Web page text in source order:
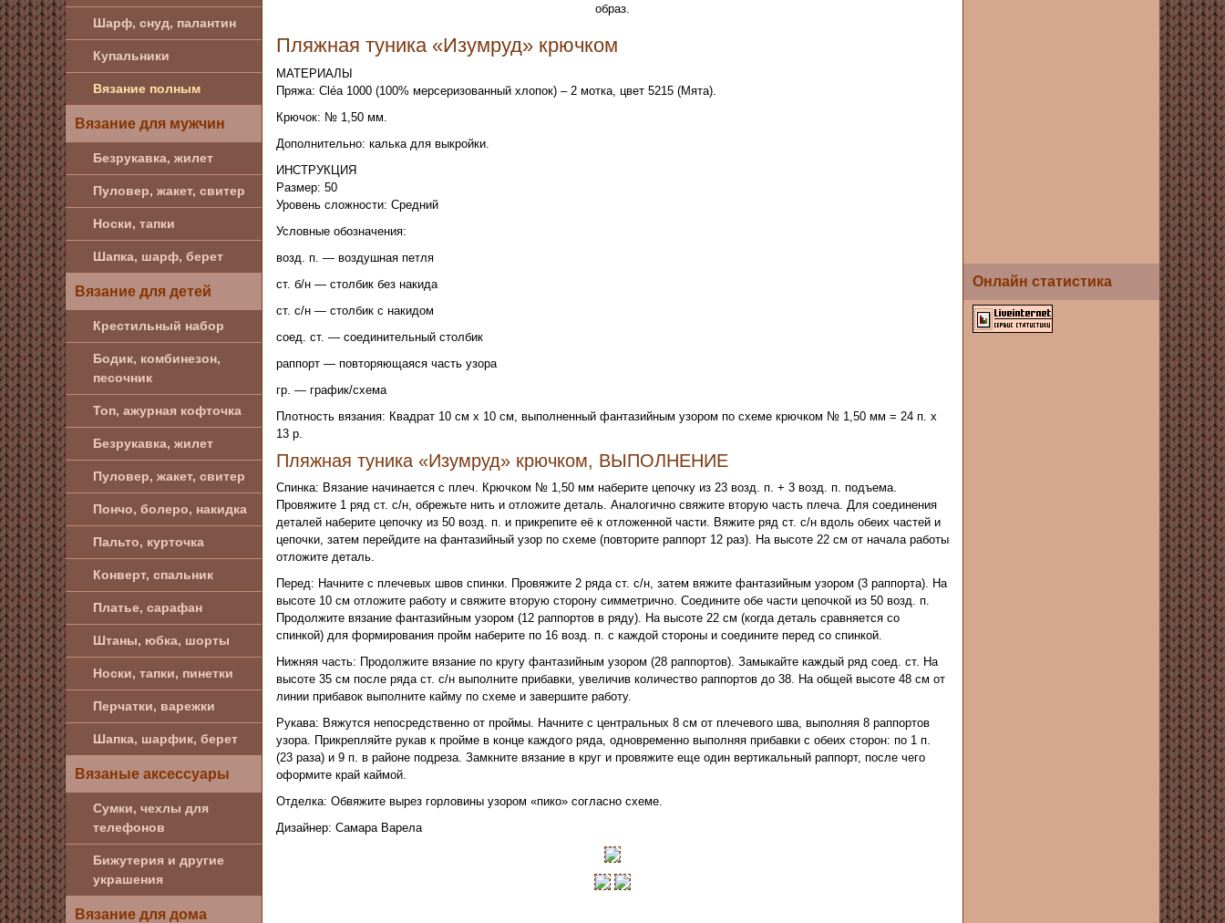
Шарф, снуд, палантин
Купальники
Вязание полным
Вязание для мужчин
Безрукавка, жилет
Пуловер, жакет, свитер
Носки, тапки
Шапка, шарф, берет
Вязание для детей
Крестильный набор
Бодик, комбинезон,
песочник
Топ, ажурная кофточка
Безрукавка, жилет
Пуловер, жакет, свитер
Пончо, болеро, накидка
Пальто, курточка
Конверт, спальник
Платье, сарафан
Штаны, юбка, шорты
Носки, тапки, пинетки
Перчатки, варежки
Шапка, шарфик, берет
Вязаные аксессуары
Сумки, чехлы для
телефонов
Бижутерия и другие
украшения
Вязание для дома
образ.
Пляжная туника «Изумруд» крючком
МАТЕРИАЛЫ
Пряжа: Cléa 1000 (100% мерсеризованный хлопок) – 2 мотка, цвет 5215 (Мята).
Крючок: № 1,50 мм.
Дополнительно: калька для выкройки.
ИНСТРУКЦИЯ
Размер: 50
Уровень сложности: Средний
Условные обозначения:
возд. п. — воздушная петля
ст. б/н — столбик без накида
ст. с/н — столбик с накидом
соед. ст. — соединительный столбик
раппорт — повторяющаяся часть узора
гр. — график/схема
Плотность вязания: Квадрат 10 см х 10 см, выполненный фантазийным узором по схеме крючком № 1,50 мм = 24 п. х
13 р.
Пляжная туника «Изумруд» крючком, ВЫПОЛНЕНИЕ
Спинка: Вязание начинается с плеч. Крючком № 1,50 мм наберите цепочку из 23 возд. п. + 3 возд. п. подъема.
Провяжите 1 ряд ст. с/н, обрежьте нить и отложите деталь. Аналогично свяжите вторую часть плеча. Для соединения
деталей наберите цепочку из 50 возд. п. и прикрепите её к отложенной части. Вяжите ряд ст. с/н вдоль обеих частей и
цепочки, затем перейдите на фантазийный узор по схеме (повторите раппорт 12 раз). На высоте 22 см от начала работы
отложите деталь.
Перед: Начните с плечевых швов спинки. Провяжите 2 ряда ст. с/н, затем вяжите фантазийным узором (3 раппорта). На
высоте 10 см отложите работу и свяжите вторую сторону симметрично. Соедините обе части цепочкой из 50 возд. п.
Продолжите вязание фантазийным узором (12 раппортов в ряду). На высоте 22 см (когда деталь сравняется со
спинкой) для формирования пройм наберите по 16 возд. п. с каждой стороны и соедините перед со спинкой.
Нижняя часть: Продолжите вязание по кругу фантазийным узором (28 раппортов). Замыкайте каждый ряд соед. ст. На
высоте 35 см после ряда ст. с/н выполните прибавки, увеличив количество раппортов до 38. На общей высоте 48 см от
линии прибавок выполните кайму по схеме и завершите работу.
Рукава: Вяжутся непосредственно от проймы. Начните с центральных 8 см от плечевого шва, выполняя 8 раппортов
узора. Прикрепляйте рукав к пройме в конце каждого ряда, одновременно выполняя прибавки с обеих сторон: по 1 п.
(23 раза) и 9 п. в районе подреза. Замкните вязание в круг и провяжите еще один вертикальный раппорт, после чего
оформите край каймой.
Отделка: Обвяжите вырез горловины узором «пико» согласно схеме.
Дизайнер: Самара Варела
Онлайн статистика